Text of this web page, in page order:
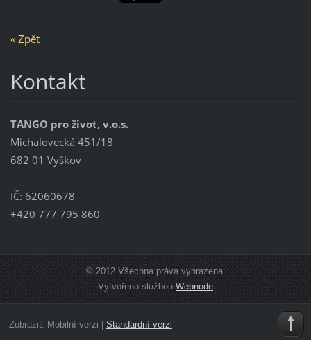
« Zpět
Kontakt
TANGO pro život, v.o.s.
Michalovecká 451/18
682 01 Vyškov
IČ: 62060678
+420 777 795 860
© 2012 Všechna práva vyhrazena.
Vytvořeno službouWebnode
Zobrazit: Mobilní verzi Standardní verzi